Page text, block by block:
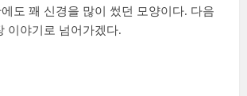
도 꽤 신경을 많이 썼던 모양이다. 다음
이야기로 넘어가겠다.